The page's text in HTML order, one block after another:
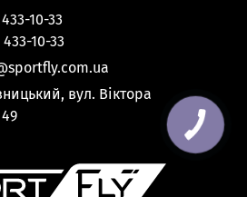
10-33
10-33
вул. Віктора